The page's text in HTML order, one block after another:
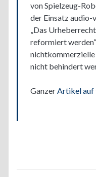
von Spielzeug-
der Einsatz audio-
„Das
reformiert
nicht behindert
GanzerArtikel auf